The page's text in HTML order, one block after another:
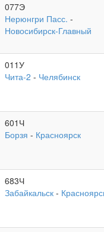
077Э
Нерюнгри Пасс. -
Новосибирск-Главный
011У
Чита-2 - Челябинск
601Ч
Борзя - Красноярск
683Ч
Забайкальск -